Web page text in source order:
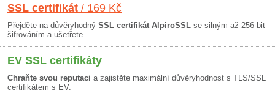
SSL certifikát / 169 Kč
Přejděte na důvěryhodný SSL certifikát AlpiroSSL se silným až 256-bit
šifrováním a ušetřete.
EV SSL certifikáty
Chraňte svou reputaci a zajistěte maximální důvěryhodnost s TLS/SSL
certifikátem s EV.